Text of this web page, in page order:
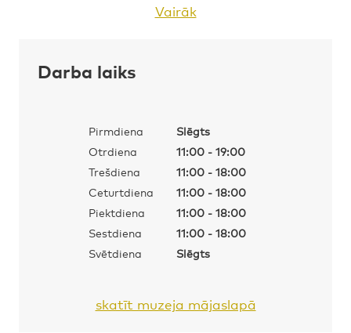
Vairāk
Darba laiks
Pirmdiena
Slēgts
Otrdiena
11:00 - 19:00
Trešdiena
11:00 - 18:00
Ceturtdiena
11:00 - 18:00
Piektdiena
11:00 - 18:00
Sestdiena
11:00 - 18:00
Svētdiena
Slēgts
skatīt muzeja mājaslapā